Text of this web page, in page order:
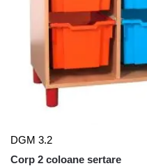
DGM 3.2
Corp 2 coloane sertare